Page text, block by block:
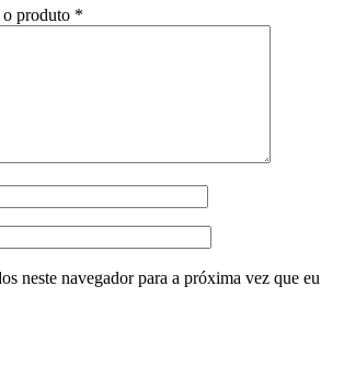
o produto *
neste navegador para a próxima vez que eu